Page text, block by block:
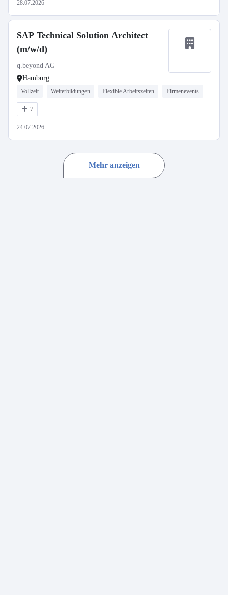
28.07.2026
SAP Technical Solution Architect
(m/w/d)
q.beyond AG
Hamburg
Vollzeit Weiterbildungen Flexible Arbeitszeiten Firmenevents
7
24.07.2026
Mehr anzeigen